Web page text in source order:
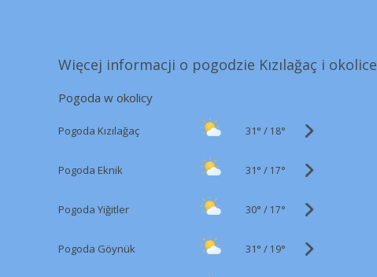
Więcej informacji o pogodzie Kızılağaç i okolice
Pogoda w okolicy
Pogoda Kızılağaç 31° / 18°
Pogoda Eknik 31° / 17°
Pogoda Yiğitler 30° / 17°
Pogoda Göynük 31° / 19°